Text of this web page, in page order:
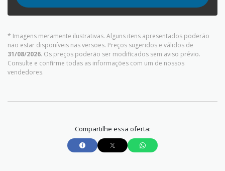
* Imagens meramente ilustrativas. Alguns itens apresentados poderão
não estar disponíveis nas versões. Preços sugeridos e válidos de
31/08/2026. Os preços poderão ser modificados sem aviso prévio.
Consulte e confirme todas as informações com um de nossos
vendedores.
Compartilhe essa oferta: